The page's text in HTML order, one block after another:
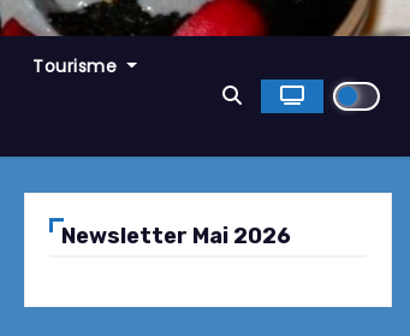
Tourisme
Newsletter Mai 2026